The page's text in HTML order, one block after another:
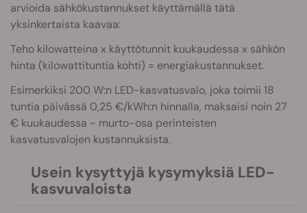
arvioida sähkökustannukset käyttämällä tätä
yksinkertaista kaavaa:
Teho kilowatteina x käyttötunnit kuukaudessa x sähkön
hinta (kilowattituntia kohti) = energiakustannukset.
Esimerkiksi 200 W:n LED-kasvatusvalo, joka toimii 18
tuntia päivässä 0,25 €/kWh:n hinnalla, maksaisi noin 27
€ kuukaudessa - murto-osa perinteisten
kasvatusvalojen kustannuksista.
Usein kysyttyjä kysymyksiä LED-
kasvuvaloista